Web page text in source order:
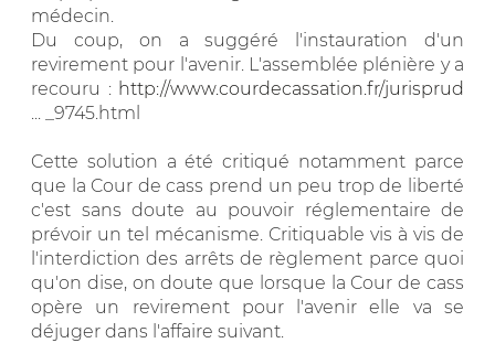
médecin.
Du coup, on a suggéré l'instauration d'un
revirement pour l'avenir. L'assemblée plénière y a
recouru : http://www.courdecassation.fr/jurisprud
... _9745.html
Cette solution a été critiqué notamment parce
que la Cour de cass prend un peu trop de liberté
c'est sans doute au pouvoir réglementaire de
prévoir un tel mécanisme. Critiquable vis à vis de
l'interdiction des arrêts de règlement parce quoi
qu'on dise, on doute que lorsque la Cour de cass
opère un revirement pour l'avenir elle va se
déjuger dans l'affaire suivant.